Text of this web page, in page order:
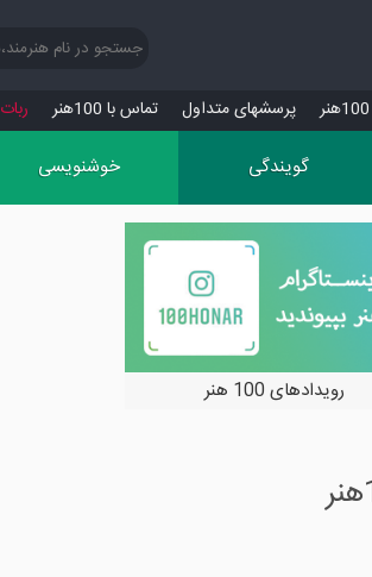
پرسش‏های متداول تماس با 100هنر ربات 100هنر
گویندگی خوشنویسی
رویدادهای 100 هنر